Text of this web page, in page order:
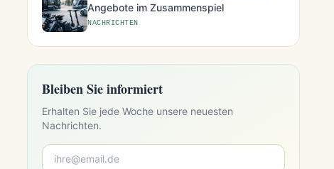
Angebote im Zusammenspiel
NACHRICHTEN
Bleiben Sie informiert
Erhalten Sie jede Woche unsere neuesten
Nachrichten.